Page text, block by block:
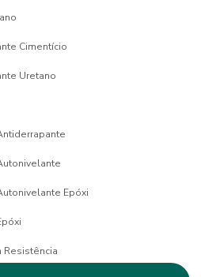
Cimentício
Uretano
Epóxi
Resistência